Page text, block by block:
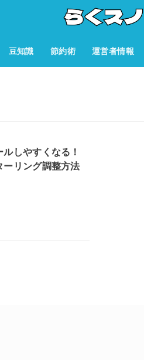
豆知識 節約術 運営者情報
しやすくなる！
ーリング調整方法